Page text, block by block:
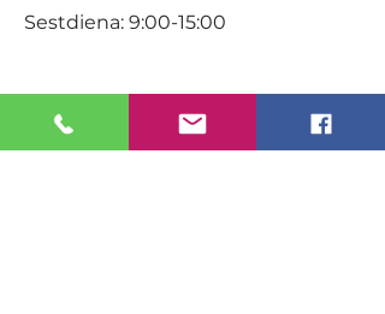
Sestdiena: 9:00-15:00
KONTAKTI